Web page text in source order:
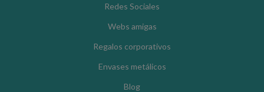
Redes Sociales
Webs amigas
Regalos corporativos
Envases metálicos
Blog